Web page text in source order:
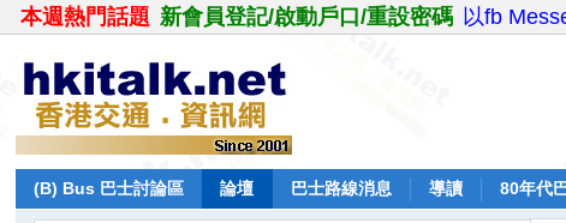
本週熱門話題 新會員登記/啟動戶口/重設密碼 以fb
(B) Bus 巴士討論區 論壇 巴士路線消息 導讀 80年代